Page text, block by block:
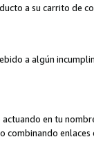
a su carrito de
a algún
en tu
enlaces